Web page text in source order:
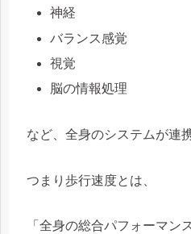
神経
バランス感覚
視覚
脳の情報処理
など、全身のシステムが連
つまり歩行速度とは、
「全身の総合パフォーマンス